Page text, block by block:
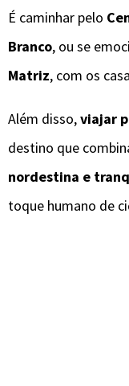
É caminhar pelo
Branco, ou se
Matriz, com os
Além disso,viajar
destino que
nordestina e
toque humano de